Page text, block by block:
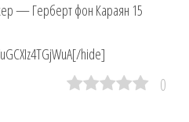
— Герберт фон Караян 15
hide]
0